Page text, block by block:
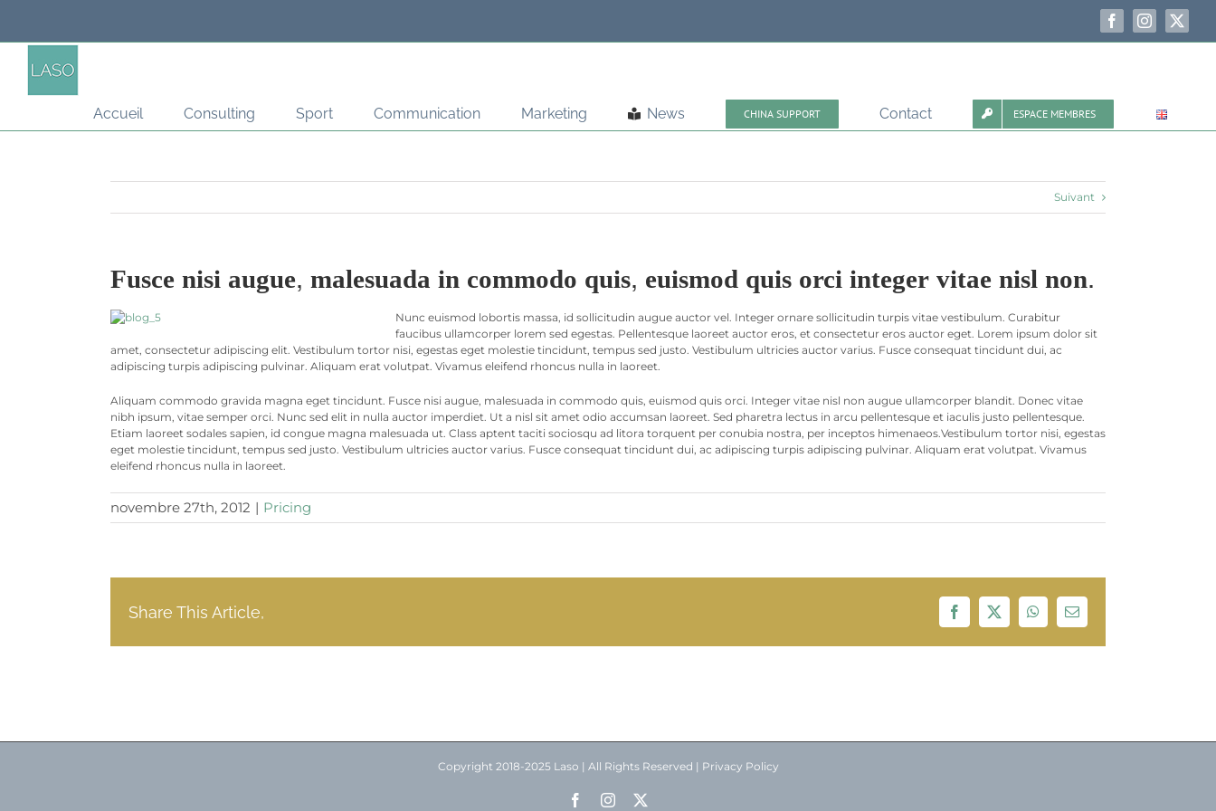
contenu
FacebookInstagram
X
Accueil Consulting Sport Communication Marketing News CHINA SUPPORT Contact ESPACE MEMBRES
Suivant
Fusce nisi augue, malesuada in commodo quis, euismod quis orci integer vitae nisl non.
Nunc euismod lobortis massa, id sollicitudin augue auctor vel. Integer ornare sollicitudin turpis vitae vestibulum. Curabitur
faucibus ullamcorper lorem sed egestas. Pellentesque laoreet auctor eros, et consectetur eros auctor eget. Lorem ipsum dolor sit
amet, consectetur adipiscing elit. Vestibulum tortor nisi, egestas eget molestie tincidunt, tempus sed justo. Vestibulum ultricies auctor varius. Fusce consequat tincidunt dui, ac
adipiscing turpis adipiscing pulvinar. Aliquam erat volutpat. Vivamus eleifend rhoncus nulla in laoreet.
Aliquam commodo gravida magna eget tincidunt. Fusce nisi augue, malesuada in commodo quis, euismod quis orci. Integer vitae nisl non augue ullamcorper blandit. Donec vitae
nibh ipsum, vitae semper orci. Nunc sed elit in nulla auctor imperdiet. Ut a nisl sit amet odio accumsan laoreet. Sed pharetra lectus in arcu pellentesque et iaculis justo pellentesque.
Etiam laoreet sodales sapien, id congue magna malesuada ut. Class aptent taciti sociosqu ad litora torquent per conubia nostra, per inceptos himenaeos.Vestibulum tortor nisi, egestas
eget molestie tincidunt, tempus sed justo. Vestibulum ultricies auctor varius. Fusce consequat tincidunt dui, ac adipiscing turpis adipiscing pulvinar. Aliquam erat volutpat. Vivamus
eleifend rhoncus nulla in laoreet.
novembre 27th, 2012 | Pricing
Share This Article, Facebook
X WhatsApp
Email
Copyright 2018-2025 Laso | All Rights Reserved | Privacy Policy
FacebookInstagram